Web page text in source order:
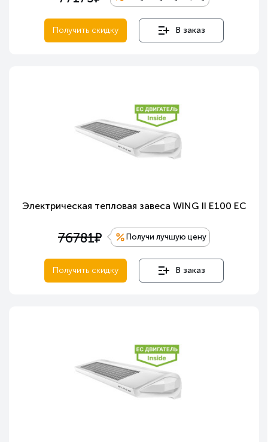
Получить скидку В заказ
Электрическая тепловая завеса WING II E100 EC
76781е Получи лучшую цену
Получить скидку В заказ